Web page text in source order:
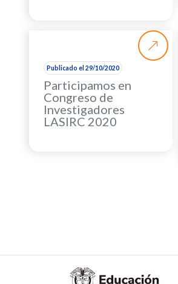
Publicado el 29/10/2020
Participamos en
Congreso de
Investigadores
LASIRC 2020